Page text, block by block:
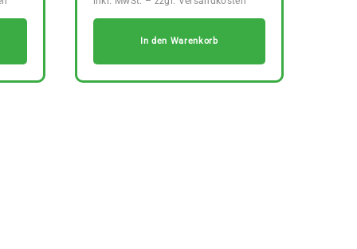
In den Warenkorb